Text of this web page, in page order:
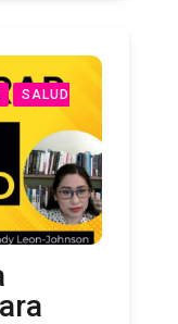
SALUD